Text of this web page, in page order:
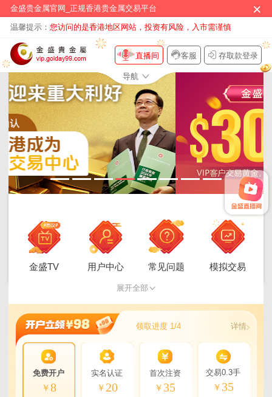
金盛贵金属官网_正规香港贵金属交易平台 ×
温馨提示： 您访问的是香港地区网站，投资有风险，入市需谨慎
直播间 客服 存取款登录
导航
金盛TV 用户中心 常见问题 模拟交易
展开全部
领取进度 1/4 详情
免费开户
￥8
实名认证
￥ 20
首次注资
￥ 35
交易0.3手
￥ 35